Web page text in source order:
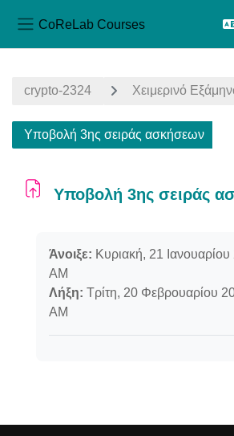
CoReLab Courses
crypto-2324 Χειμερινό
Υποβολή 3ης σειράς ασκήσεων
Υποβολή 3ης σειράς
Άνοιξε: Κυριακή, 21
AM
Λήξη: Τρίτη, 20 Φεβρουαρίου
AM